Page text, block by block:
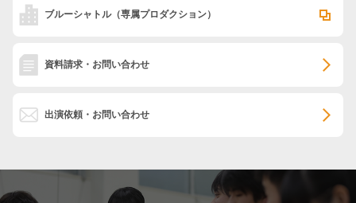
ブルーシャトル（専属プロダクション）
資料請求・お問い合わせ
出演依頼・お問い合わせ